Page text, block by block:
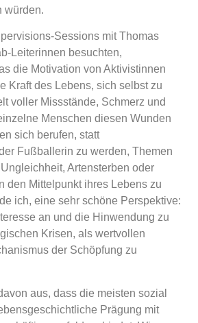
würden.
Sessions mit Thomas
Leiterinnen besuchten,
die Motivation von Aktivistinnen
Kraft des Lebens, sich selbst zu
voller Missstände, Schmerz und
Menschen diesen Wunden
sich berufen, statt
Fußballerin zu werden, Themen
Artensterben oder
den Mittelpunkt ihres Lebens zu
ich, eine sehr schöne Perspektive:
an und die Hinwendung zu
Krisen, als wertvollen
der Schöpfung zu
aus, dass die meisten sozial
Prägung mit